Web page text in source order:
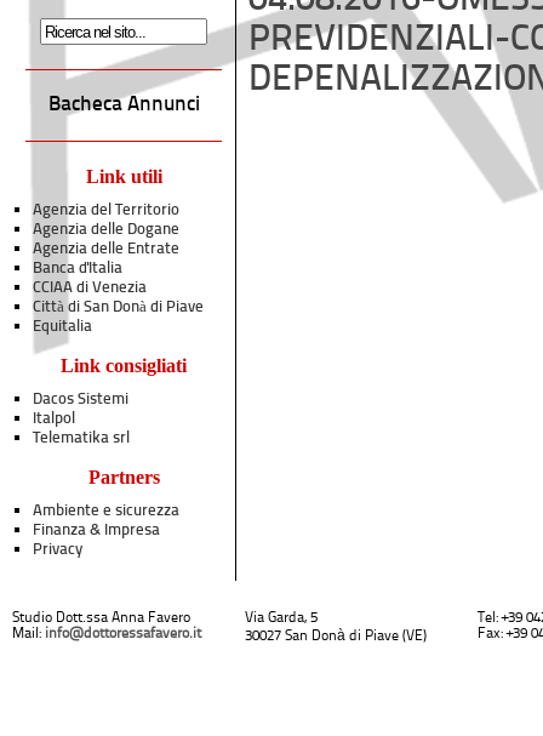
Bacheca Annunci
Link utili
Agenzia del Territorio
Agenzia delle Dogane
Agenzia delle Entrate
Banca d'Italia
CCIAA di Venezia
Città di San Donà di Piave
Equitalia
Link consigliati
Dacos Sistemi
Italpol
Telematika srl
Partners
Ambiente e sicurezza
Finanza & Impresa
Privacy
Studio Dott.ssa Anna Favero
Mail: info@dottoressafavero.it
Via Garda, 5
30027 San Donà di Piave (VE)
Tel: +39
Fax: +39